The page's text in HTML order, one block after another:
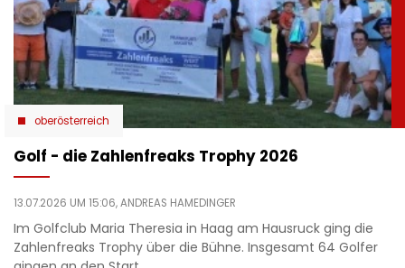
oberösterreich
Golf - die Zahlenfreaks Trophy 2026
13.07.2026 UM 15:06,ANDREAS HAMEDINGER
Im Golfclub Maria Theresia in Haag am Hausruck ging die
Zahlenfreaks Trophy über die Bühne. Insgesamt 64 Golfer